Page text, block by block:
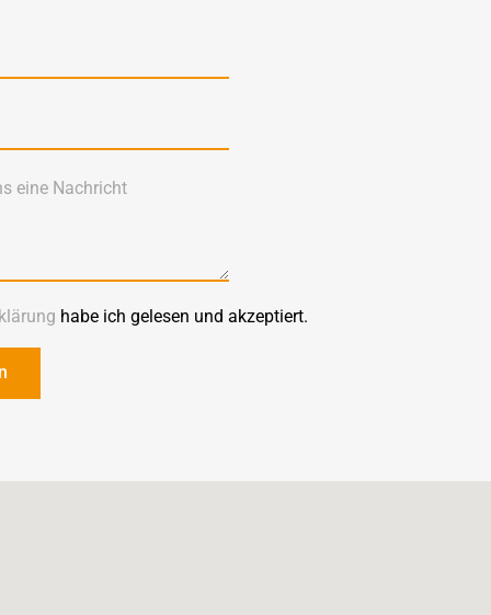
habe ich gelesen und akzeptiert.